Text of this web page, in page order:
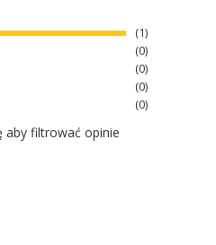
1
0
0
0
0
aby filtrować opinie